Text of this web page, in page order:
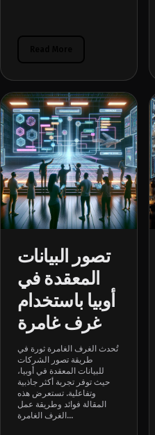
تصور البيانات
المعقدة في
أوبيا باستخدام
غرف غامرة
تُحدث الغرف الغامرة ثورة في
طريقة تصور الشركات
للبيانات المعقدة في أوبيا،
حيث توفر تجربة أكثر جاذبية
وتفاعلية. تستعرض هذه
المقالة فوائد وطريقة عمل
الغرف الغامرة...